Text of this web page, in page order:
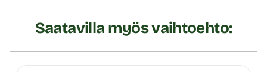
Saatavilla myös vaihtoehto: